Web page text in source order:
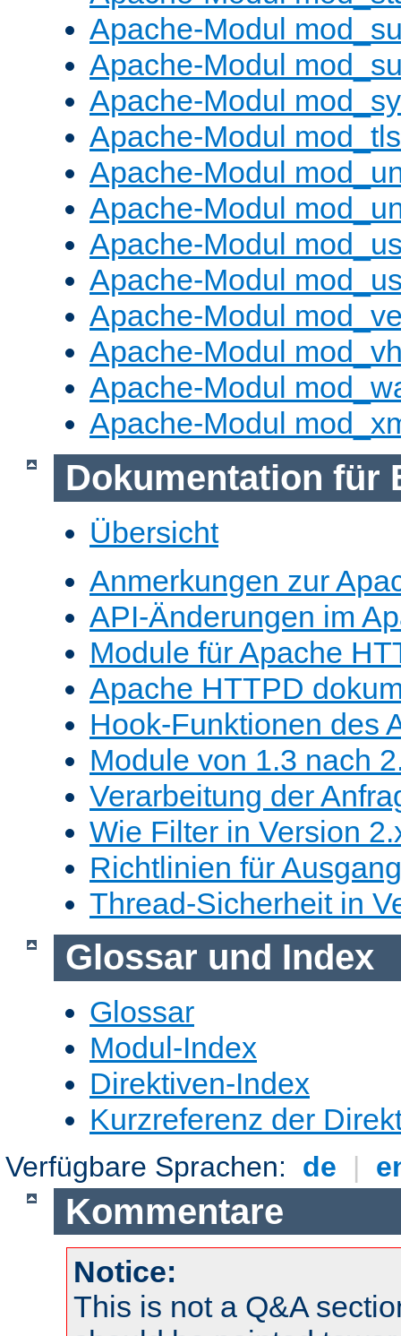
Apache-Modul
Apache-Modul
Apache-Modul
Apache-Modul mod_tls
Apache-Modul
Apache-Modul
Apache-Modul
Apache-Modul
Apache-Modul
Apache-Modul
Apache-Modul
Apache-Modul
Dokumentation für
Übersicht
Anmerkungen zur
API-Änderungen im
Module für Apache
Apache HTTPD
Hook-Funktionen des
Module von 1.3 nach
Verarbeitung der
Wie Filter in Version
Richtlinien für
Thread-Sicherheit in
Glossar und Index
Glossar
Modul-Index
Direktiven-Index
Kurzreferenz der
Verfügbare Sprachen: de |
Kommentare
Notice:
This is not a Q&A